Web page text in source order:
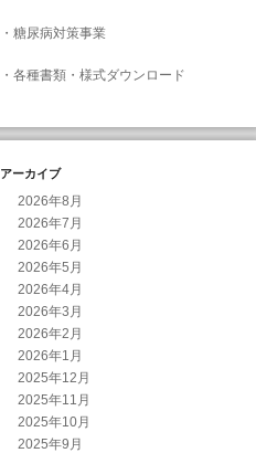
・ 糖尿病対策事業
・ 各種書類・様式ダウンロード
アーカイブ
2026年8月
2026年7月
2026年6月
2026年5月
2026年4月
2026年3月
2026年2月
2026年1月
2025年12月
2025年11月
2025年10月
2025年9月